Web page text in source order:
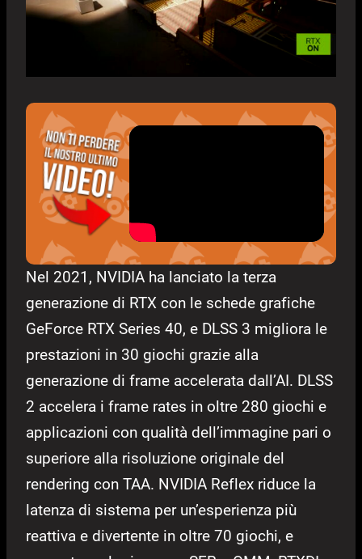
Nel 2021, NVIDIA ha lanciato la terza
generazione di RTX con le schede grafiche
GeForce RTX Series 40, e DLSS 3 migliora le
prestazioni in 30 giochi grazie alla
generazione di frame accelerata dall’AI. DLSS
2 accelera i frame rates in oltre 280 giochi e
applicazioni con qualità dell’immagine pari o
superiore alla risoluzione originale del
rendering con TAA. NVIDIA Reflex riduce la
latenza di sistema per un’esperienza più
reattiva e divertente in oltre 70 giochi, e